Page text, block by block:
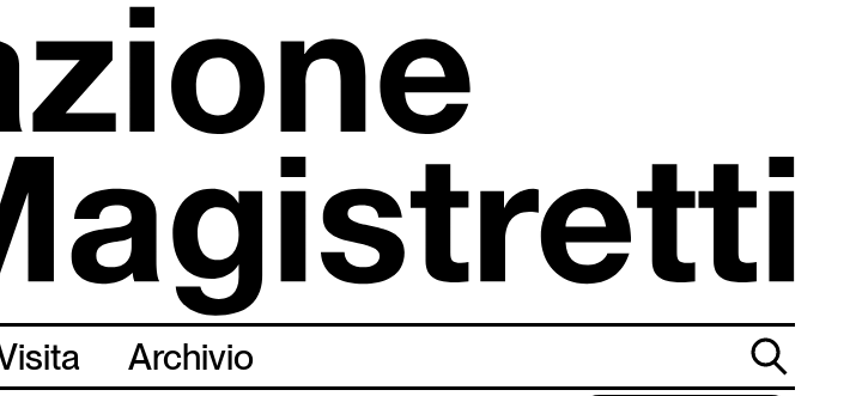
Archivio cerca